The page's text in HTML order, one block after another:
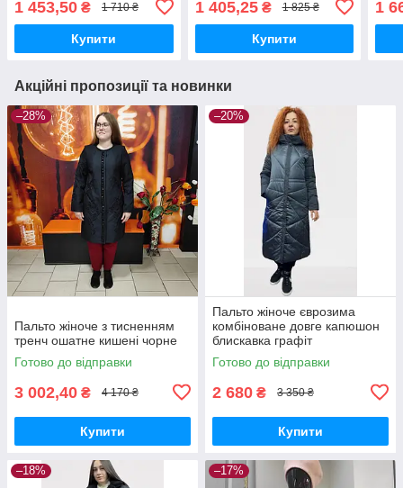
1 453,50 ₴ 1 710 ₴
Купити
1 405,25₴ 1 825 ₴
Купити
1
Акційні пропозиції та новинки
–28%
Пальто жіноче з тисненням
тренч ошатне кишені чорне
Готово до відправки
3 002,40 ₴ 4 170 ₴
Купити
–20%
Пальто жіноче єврозима
комбіноване довге капюшон
блискавка графіт
Готово до відправки
2 680 ₴ 3 350 ₴
Купити
–18% –17%